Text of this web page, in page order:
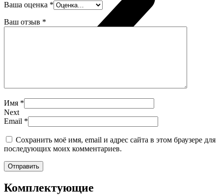
Next
Ваша оценка *
Ваш отзыв *
Имя *
Email *
Сохранить моё имя, email и адрес сайта в этом браузере для
последующих моих комментариев.
Комплектующие